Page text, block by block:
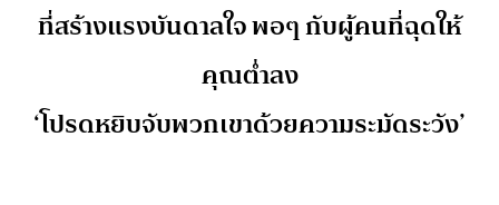
ที่สร้างแรงบันดาลใจ พอๆ กับผู้คนที่ฉุดให้
คุณต่ำลง
‘โปรดหยิบจับพวกเขาด้วยความระมัดระวัง’